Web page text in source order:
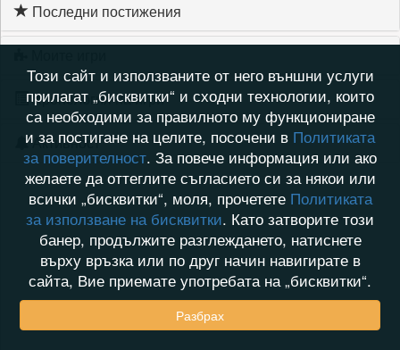
Последни постижения
Хронология на игри
Активност
Този сайт и използваните от него външни услуги
прилагат „бисквитки“ и сходни технологии, които
са необходими за правилното му функциониране
и за постигане на целите, посочени в Политиката
за поверителност. За повече информация или ако
желаете да оттеглите съгласието си за някои или
всички „бисквитки“, моля, прочетете Политиката
за използване на бисквитки. Като затворите този
банер, продължите разглеждането, натиснете
върху връзка или по друг начин навигирате в
сайта, Вие приемате употребата на „бисквитки“.
Разбрах